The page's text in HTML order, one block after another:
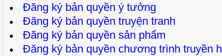
Đăng ký bản quyền ý tưởng
Đăng ký bản quyền truyện tranh
Đăng ký bản quyền sản phẩm
Đăng ký bản quyền chương trình truyền